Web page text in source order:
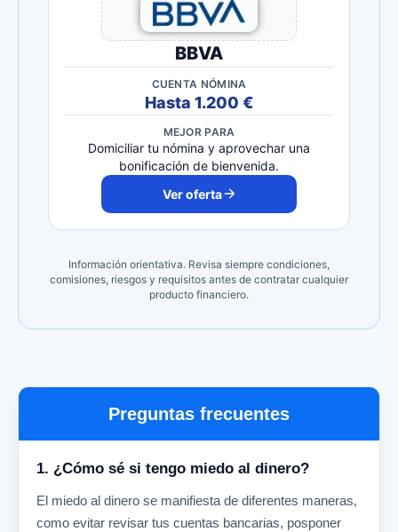
BBVA
CUENTA NÓMINA
Hasta 1.200 €
MEJOR PARA
Domiciliar tu nómina y aprovechar una
bonificación de bienvenida.
Ver oferta
Información orientativa. Revisa siempre condiciones,
comisiones, riesgos y requisitos antes de contratar cualquier
producto financiero.
Preguntas frecuentes
1. ¿Cómo sé si tengo miedo al dinero?
El miedo al dinero se manifiesta de diferentes maneras,
como evitar revisar tus cuentas bancarias, posponer